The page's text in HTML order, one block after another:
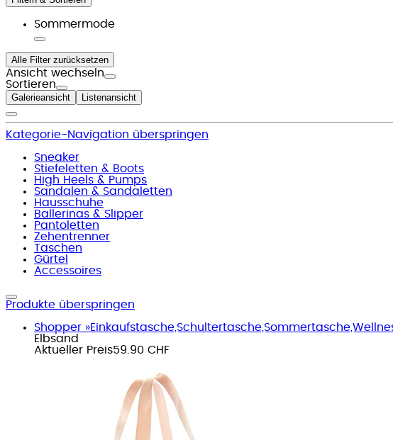
Sommermode
Alle Filter zurücksetzen
Ansicht wechseln
Sortieren
Galerieansicht Listenansicht
Kategorie-Navigation überspringen
Sneaker
Stiefeletten & Boots
High Heels & Pumps
Sandalen & Sandaletten
Hausschuhe
Ballerinas & Slipper
Pantoletten
Zehentrenner
Taschen
Gürtel
Accessoires
Produkte überspringen
Shopper
Elbsand
Aktueller Preis59.90 CHF